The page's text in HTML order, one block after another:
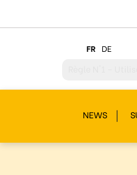
FR DE
RègleN°3 –
RègleN°4 –
RègleN°5 – Se
NEWS